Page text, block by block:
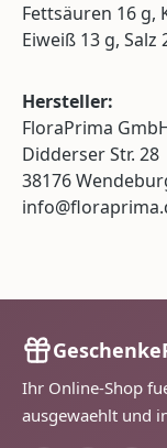
Fettsäuren 16 g,
Eiweiß 13 g, Salz
Hersteller:
FloraPrima
Didderser Str. 28
38176
Ihr Online-Shop
ausgewaehlt und